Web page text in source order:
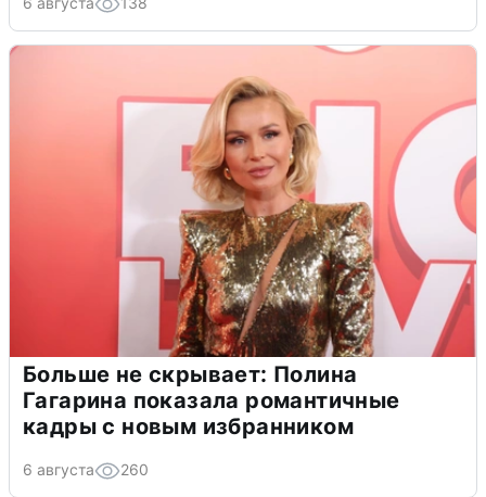
Больше не скрывает: Полина
Гагарина показала романтичные
кадры с новым избранником
6 августа 260